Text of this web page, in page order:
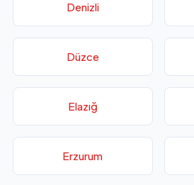
Denizli
Düzce
Elazığ
Erzurum